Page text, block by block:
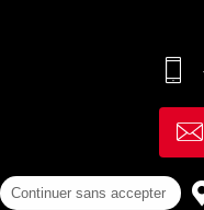
Continuer sans accepter